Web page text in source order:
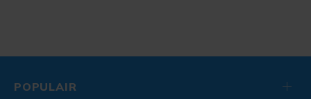
POPULAIR